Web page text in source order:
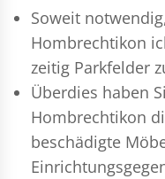
Soweit
Hombrechtikon
zeitig Parkfelder
Überdies haben
Hombrechtikon
beschädigte